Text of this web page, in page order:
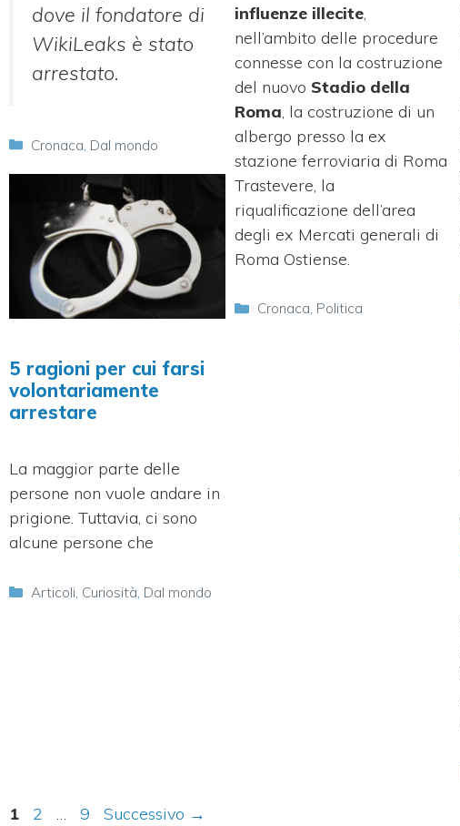
dove il fondatore di
WikiLeaks è stato
arrestato.
Categorie
Cronaca Dal mondo
influenze illecite,
nell’ambito delle procedure
connesse con la costruzione
del nuovo Stadio della
Roma, la costruzione di un
albergo presso la ex
stazione ferroviaria di Roma
Trastevere, la
riqualificazione dell’area
degli ex Mercati generali di
Roma Ostiense.
Categorie
Cronaca, Politica
5 ragioni per cui farsi
volontariamente
arrestare
La maggior parte delle
persone non vuole andare in
prigione. Tuttavia, ci sono
alcune persone che
Categorie
Articoli Curiosità Dal mondo
Pagina
1 Pagina
2 … Pagina
9 Successivo →